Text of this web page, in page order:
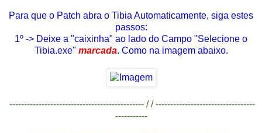
Para que o Patch abra o Tibia Automaticamente, siga estes
passos:
1º -> Deixe a "caixinha" ao lado do Campo "Selecione o
Tibia.exe" marcada. Como na imagem abaixo.
---------------------------------------------- / / ----------------------------------
-----------